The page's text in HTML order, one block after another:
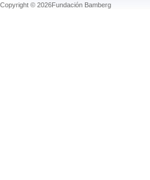
Copyright © 2026Fundación Bamberg